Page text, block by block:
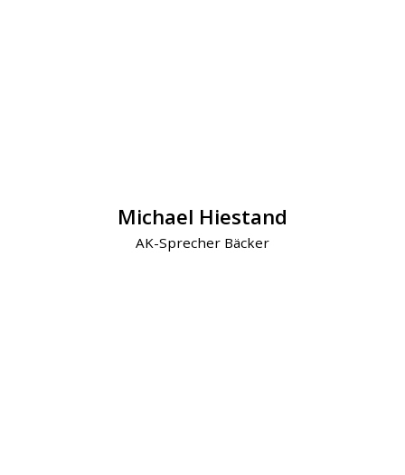
Michael Hiestand
AK-Sprecher Bäcker